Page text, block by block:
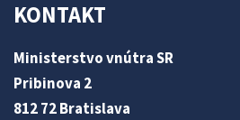
KONTAKT
Ministerstvo vnútra SR
Pribinova 2
812 72 Bratislava